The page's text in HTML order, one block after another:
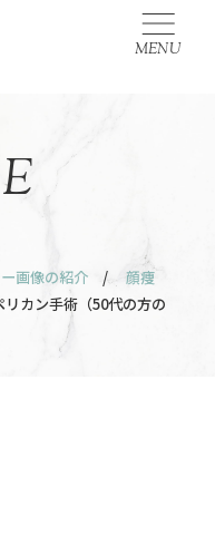
MENU
画像の紹介 /
顔痩
カン手術（50代の方の